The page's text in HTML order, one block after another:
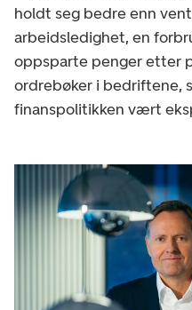
holdt seg bedre enn
arbeidsledighet, en
oppsparte penger etter
ordrebøker i bedriftene,
finanspolitikken vært